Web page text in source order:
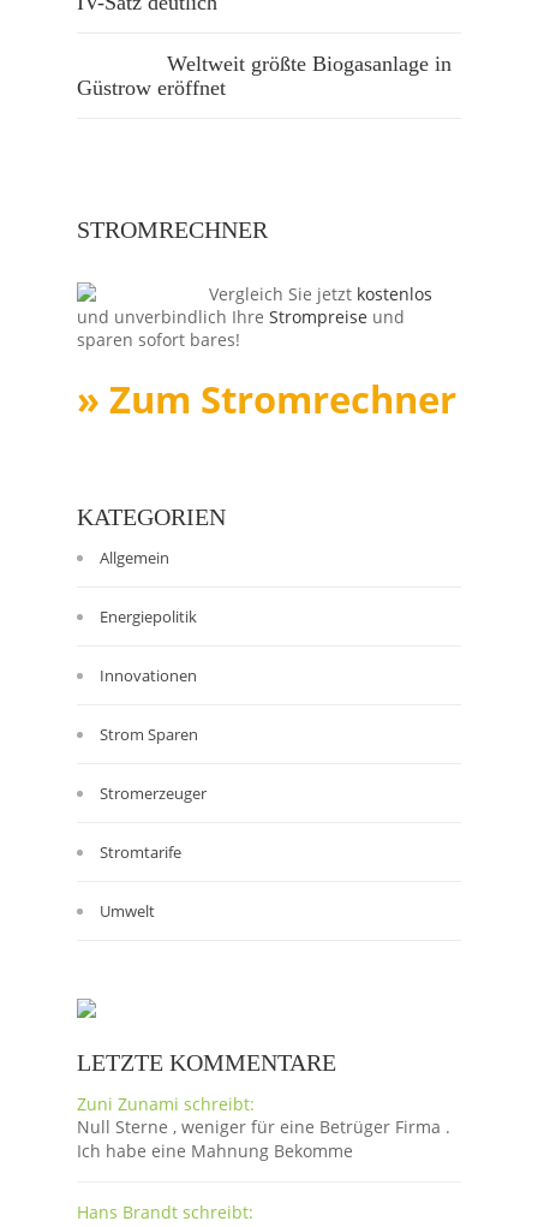
Weltweit größte Biogasanlage in
Güstrow eröffnet
STROMRECHNER
Vergleich Sie jetzt kostenlos
und unverbindlich Ihre Strompreise und
sparen sofort bares!
» Zum Stromrechner
KATEGORIEN
Allgemein
Energiepolitik
Innovationen
Strom Sparen
Stromerzeuger
Stromtarife
Umwelt
LETZTE KOMMENTARE
Zuni Zunami schreibt:
Null Sterne , weniger für eine Betrüger Firma .
Ich habe eine Mahnung Bekomme
Hans Brandt schreibt: